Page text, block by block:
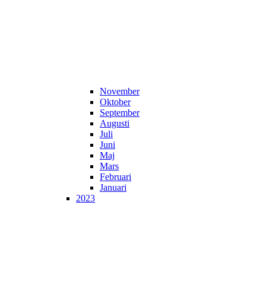
November
Oktober
September
Augusti
Juli
Juni
Maj
Mars
Februari
Januari
2023